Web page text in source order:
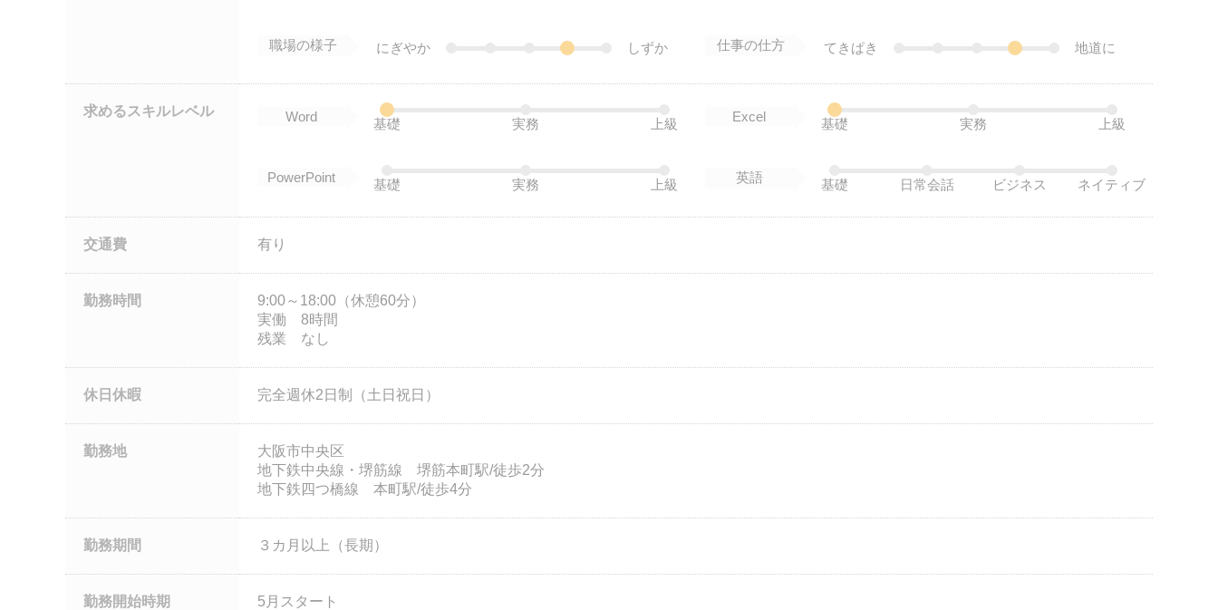
職場の様子 にぎやか しずか 仕事の仕方 てきぱき 地道に
求めるスキルレベル Word 基礎 実務 上級 Excel 基礎 実務 上級
PowerPoint 基礎 実務 上級 英語 基礎 日常会話 ビジネス ネイティブ
交通費 有り
勤務時間
9:00～18:00（休憩60分）
実働 8時間
残業 なし
休日休暇 完全週休2日制（土日祝日）
勤務地
大阪市中央区
地下鉄中央線・堺筋線 堺筋本町駅/徒歩2分
地下鉄四つ橋線 本町駅/徒歩4分
勤務期間 ３カ月以上（長期）
勤務開始時期
5月スタート